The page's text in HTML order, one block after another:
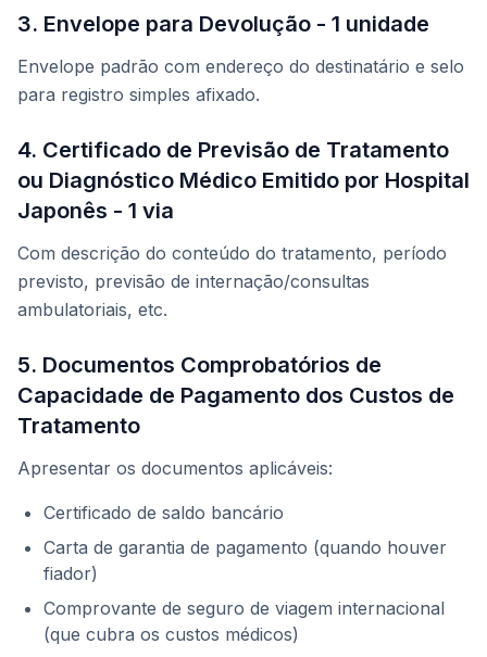
3. Envelope para Devolução - 1 unidade
Envelope padrão com endereço do destinatário e selo
para registro simples afixado.
4. Certificado de Previsão de Tratamento
ou Diagnóstico Médico Emitido por Hospital
Japonês - 1 via
Com descrição do conteúdo do tratamento, período
previsto, previsão de internação/consultas
ambulatoriais, etc.
5. Documentos Comprobatórios de
Capacidade de Pagamento dos Custos de
Tratamento
Apresentar os documentos aplicáveis:
Certificado de saldo bancário
Carta de garantia de pagamento (quando houver
fiador)
Comprovante de seguro de viagem internacional
(que cubra os custos médicos)